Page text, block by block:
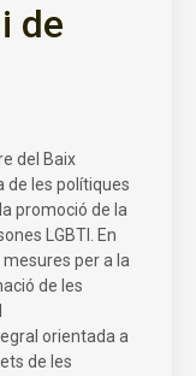
de
del Baix
de les polítiques
promoció de la
LGBTI. En
per a la
de les
orientada a
de les